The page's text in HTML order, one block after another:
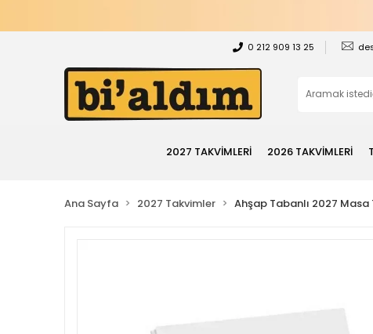
0 212 909 13 25
2027 TAKVİMLERİ 2026 TAKVİMLERİ
Ana Sayfa 2027 Takvimler Ahşap Tabanlı 2027 Masa